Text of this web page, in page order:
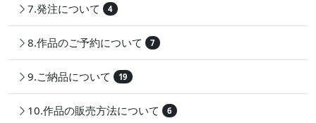
7.発注について 4
8.作品のご予約について 7
9.ご納品について 19
10.作品の販売方法について 6